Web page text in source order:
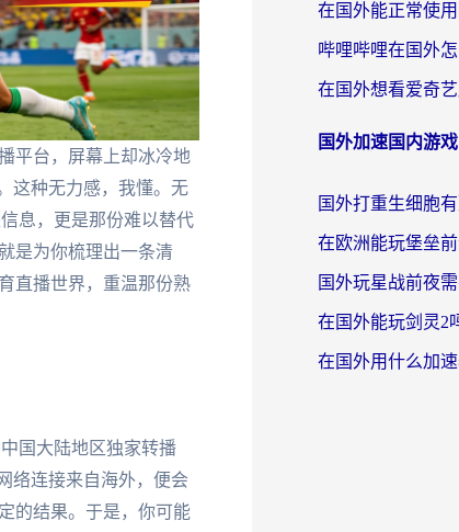
平台，屏幕上却冰冷地
这种无力感，我懂。无
息，更是那份难以替代
是为你梳理出一条清
直播世界，重温那份熟
国大陆地区独家转播
络连接来自海外，便会
的结果。于是，你可能
国外加速国内游戏